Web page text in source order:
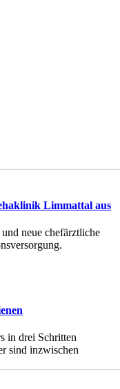
Limmattal aus
neue chefärztliche
in drei Schritten
sind inzwischen